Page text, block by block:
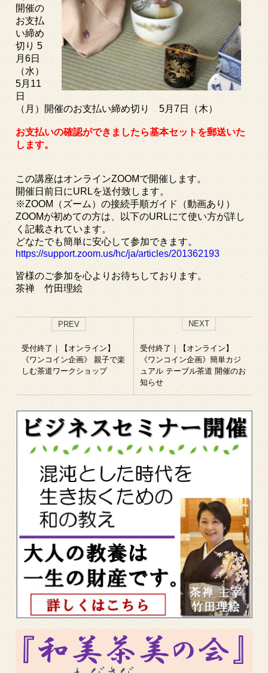
開催の
お支払
い締め
切り 5
月6日
（水）
5月11
日
（月）開催のお支払い締め切り 5月7日（木）
お支払いの確認ができましたら基本セットを郵送いた
します。
この講座はオンラインZOOMで開催します。
開催日前日にURLを送付致します。
※ZOOM（ズーム）の接続手順ガイド（動画あり）
ZOOMが初めての方は、以下のURLにて使い方が詳し
く記載されています。
どなたでも簡単に安心して参加できます。
https://support.zoom.us/hc/ja/articles/201362193
皆様のご参加を心よりお待ちしております。
茶禅 竹田理絵
PREV
受付終了｜【オンライン】
《ワンコイン企画》 親子で楽
しむ茶道ワークショップ
NEXT
受付終了｜【オンライン】
《ワンコイン企画》簡単カジ
ュアル テーブル茶道 開催のお
知らせ